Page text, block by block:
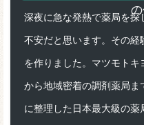
深夜に急な発熱で薬局を探
不安だと思います。その
を作りました。マツモト
から地域密着の調剤薬局ま
に整理した日本最大級の